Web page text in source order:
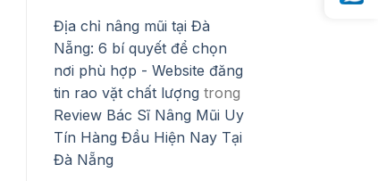
Địa chỉ nâng mũi tại Đà
Nẵng: 6 bí quyết để chọn
nơi phù hợp - Website đăng
tin rao vặt chất lượng trong
Review Bác Sĩ Nâng Mũi Uy
Tín Hàng Đầu Hiện Nay Tại
Đà Nẵng